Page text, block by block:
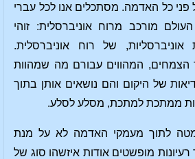
פני כל האדמה. מסתכלים אנו לכל עברי
מורכב מרוח אוניברסלית: זוהי
של רוח אוניברסלית.
הצמחים, המהווים עבורם מה שמהוות
של היקום והם נושאים אותן בתוך
ממתכת למתכת, מסלע לסלע.
מטה לתוך מעמקי האדמה לא על מנת
מופשטים אודות איזשהו סוג של